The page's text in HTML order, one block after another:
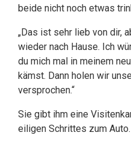
beide nicht noch etwas
„Das ist sehr lieb von dir,
wieder nach Hause. Ich
du mich mal in meinem
kämst. Dann holen wir
versprochen.“
Sie gibt ihm eine
eiligen Schrittes zum Auto.